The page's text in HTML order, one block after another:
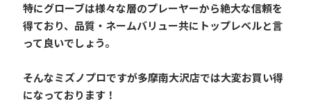
特にグローブは様々な層のプレーヤーから絶大な信頼を
得ており、品質・ネームバリュー共にトップレベルと言
って良いでしょう。
そんなミズノプロですが多摩南大沢店では大変お買い得
になっております！